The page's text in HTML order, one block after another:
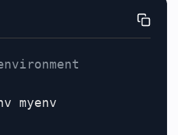
myenv